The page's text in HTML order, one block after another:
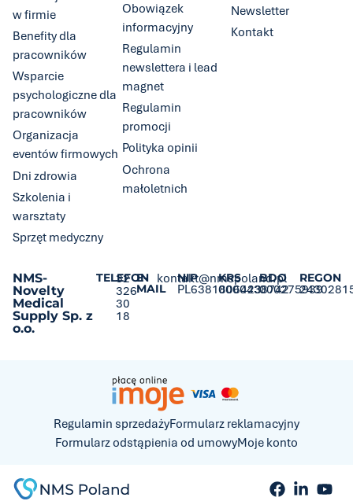
NMS-
Novelty
Medical
Supply Sp. z
o.o.
TELEFON
32
326
30
18
E-
MAIL
kontakt@nmspoland.pl
NIP
PL6381806423
KRS
0000438742
BDO
000275939
REGON
w firmie
Benefity dla
pracowników
Wsparcie
psychologiczne dla
pracowników
Organizacja
eventów firmowych
Dni zdrowia
Szkolenia i
warsztaty
Sprzęt medyczny
Obowiązek
informacyjny
Regulamin
newslettera i lead
magnet
Regulamin
promocji
Polityka opinii
Ochrona
małoletnich
Newsletter
Kontakt
Regulamin sprzedażyFormularz reklamacyjny
Formularz odstąpienia od umowyMoje konto